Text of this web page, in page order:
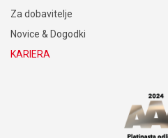
Za dobavitelje
Novice & Dogodki
KARIERA